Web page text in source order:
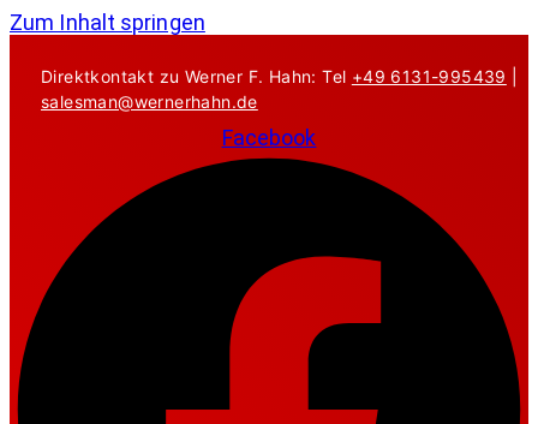
Zum Inhalt springen
Direktkontakt zu Werner F. Hahn: Tel +49 6131-995439
salesman@wernerhahn.de
Facebook